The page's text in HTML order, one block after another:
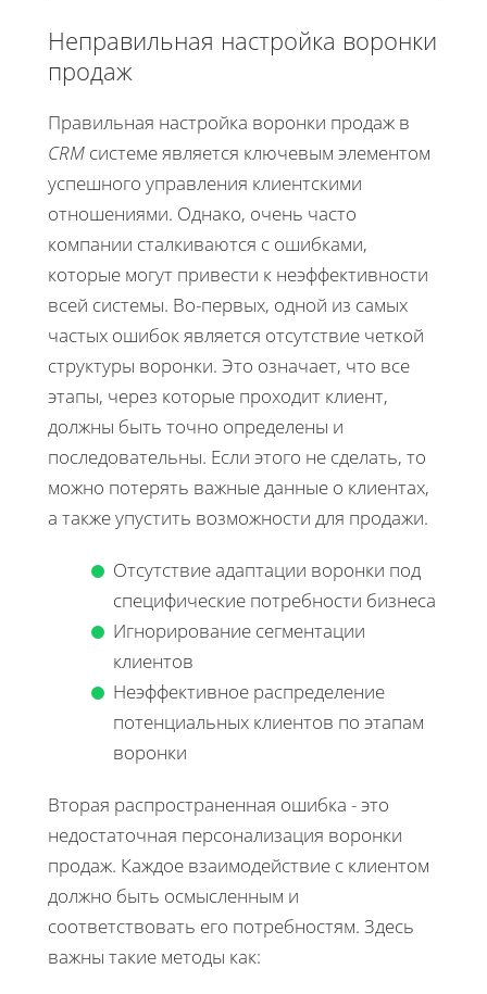
Неправильная настройка воронки
продаж
Правильная настройка воронки продаж в
CRM системе является ключевым элементом
успешного управления клиентскими
отношениями. Однако, очень часто
компании сталкиваются с ошибками,
которые могут привести к неэффективности
всей системы. Во-первых, одной из самых
частых ошибок является отсутствие четкой
структуры воронки. Это означает, что все
этапы, через которые проходит клиент,
должны быть точно определены и
последовательны. Если этого не сделать, то
можно потерять важные данные о клиентах,
а также упустить возможности для продажи.
Отсутствие адаптации воронки под
специфические потребности бизнеса
Игнорирование сегментации
клиентов
Неэффективное распределение
потенциальных клиентов по этапам
воронки
Вторая распространенная ошибка - это
недостаточная персонализация воронки
продаж. Каждое взаимодействие с клиентом
должно быть осмысленным и
соответствовать его потребностям. Здесь
важны такие методы как: